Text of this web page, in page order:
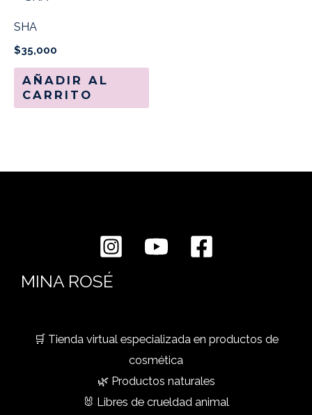
SHA
$35,000
AÑADIR AL
CARRITO
MINA ROSÉ
🛒 Tienda virtual especializada en productos de
cosmética
🌿 Productos naturales
🐰 Libres de crueldad animal